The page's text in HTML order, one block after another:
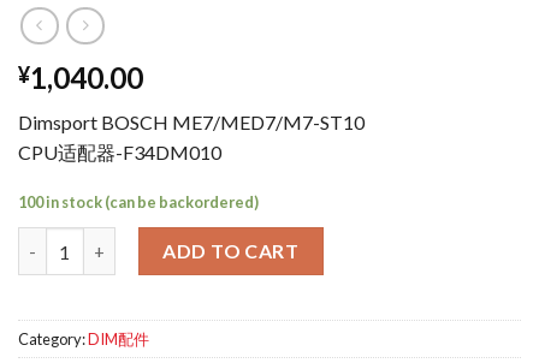
¥1,040.00
Dimsport BOSCH ME7/MED7/M7-ST10
CPU适配器-F34DM010
100 in stock (can be backordered)
ADD TO CART
Category:DIM配件